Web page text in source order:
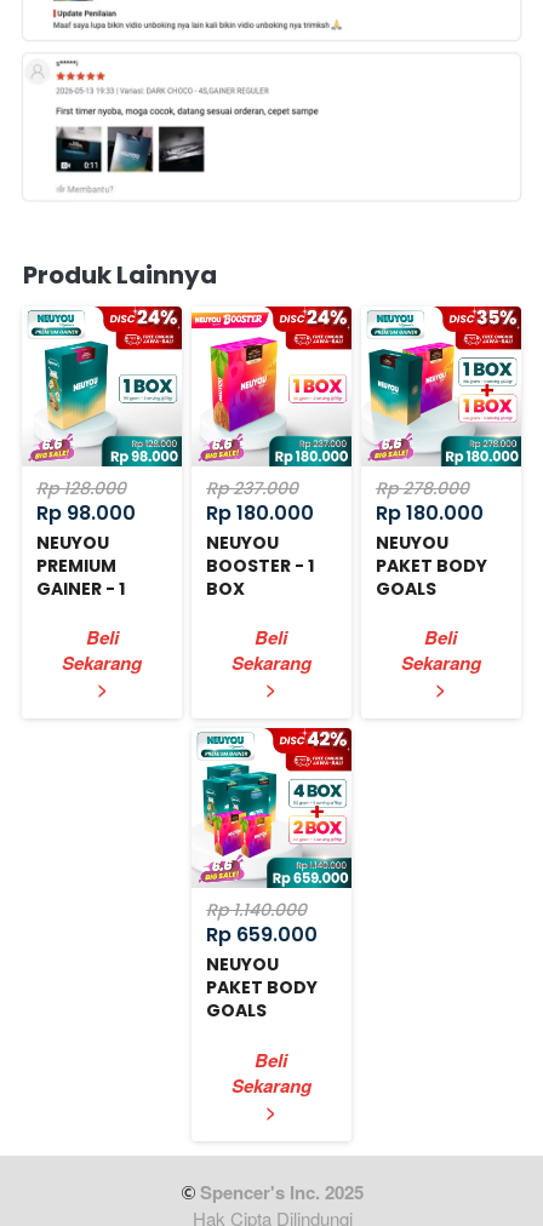
Produk Lainnya
Rp 128.000
Rp 98.000
NEUYOU
PREMIUM
GAINER - 1
`
Beli
Sekarang
>
Rp 237.000
Rp 180.000
NEUYOU
BOOSTER - 1
BOX
`
Beli
Sekarang
>
Rp 278.000
Rp 180.000
NEUYOU
PAKET BODY
GOALS
`
Beli
Sekarang
>
Rp 1.140.000
Rp 659.000
NEUYOU
PAKET BODY
GOALS
`
Beli
Sekarang
>
Spencer's Inc. 2025
Hak Cipta Dilindungi